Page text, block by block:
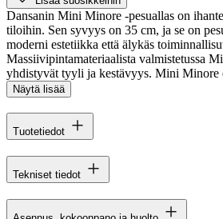
Dansanin Mini Minore -pesuallas on
tiloihin. Sen syvyys on 35 cm, ja se on
moderni estetiikka että älykäs
Massiivipintamateriaalista valmistetussa
yhdistyvät tyyli ja kestävyys. Mini Minore
Näytä lisää
Tuotetiedot
Tekniset tiedot